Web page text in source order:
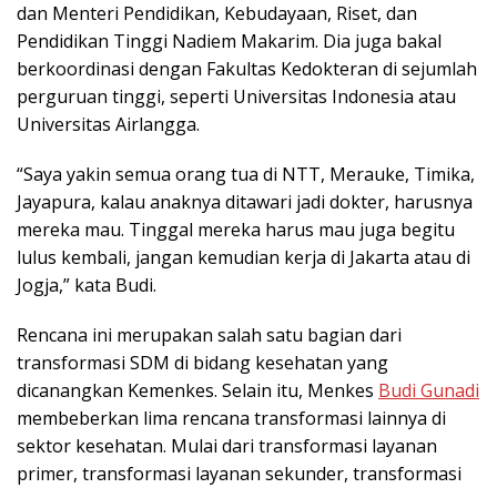
dan Menteri Pendidikan, Kebudayaan, Riset, dan
Pendidikan Tinggi Nadiem Makarim. Dia juga bakal
berkoordinasi dengan Fakultas Kedokteran di sejumlah
perguruan tinggi, seperti Universitas Indonesia atau
Universitas Airlangga.
“Saya yakin semua orang tua di NTT, Merauke, Timika,
Jayapura, kalau anaknya ditawari jadi dokter, harusnya
mereka mau. Tinggal mereka harus mau juga begitu
lulus kembali, jangan kemudian kerja di Jakarta atau di
Jogja,” kata Budi.
Rencana ini merupakan salah satu bagian dari
transformasi SDM di bidang kesehatan yang
dicanangkan Kemenkes. Selain itu, Menkes Budi Gunadi
membeberkan lima rencana transformasi lainnya di
sektor kesehatan. Mulai dari transformasi layanan
primer, transformasi layanan sekunder, transformasi